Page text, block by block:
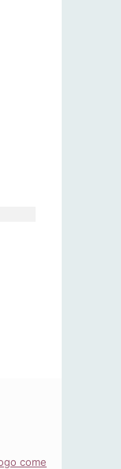
come